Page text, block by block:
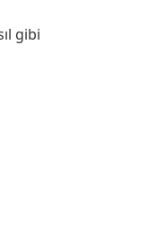
gibi